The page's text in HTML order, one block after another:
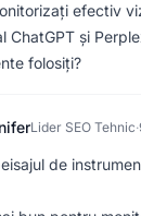
efectiv
ChatGPT și
folosiți?
Lider SEO Tehnic·
de